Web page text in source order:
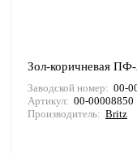
Зол-коричневая
Заводской номер: 00-
Артикул: 00-00008850
Производитель: Britz